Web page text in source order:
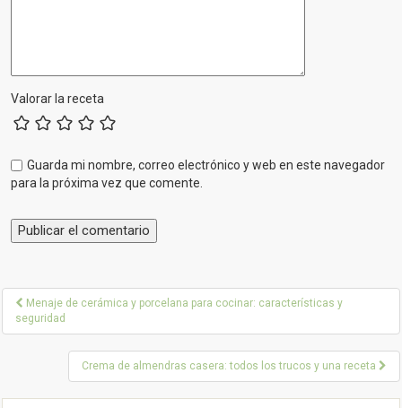
Valorar la receta
Guarda mi nombre, correo electrónico y web en este navegador
para la próxima vez que comente.
P
o
t
Menaje de cerámica y porcelana para cocinar: características y
seguridad
Crema de almendras casera: todos los trucos y una receta